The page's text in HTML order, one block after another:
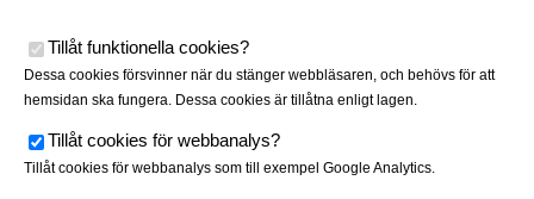
Tillåt funktionella cookies?
Dessa cookies försvinner när du stänger webbläsaren, och behövs för att
hemsidan ska fungera. Dessa cookies är tillåtna enligt lagen.
Tillåt cookies för webbanalys?
Tillåt cookies för webbanalys som till exempel Google Analytics.